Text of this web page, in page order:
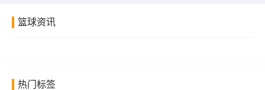
篮球资讯
热门标签